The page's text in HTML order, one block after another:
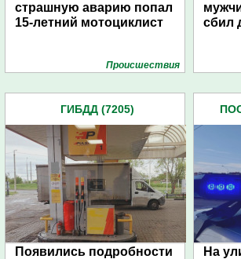
страшную аварию попал
15-летний мотоциклист
Проиcшествия
сбил
ГИБДД (7205)
Появились подробности
На